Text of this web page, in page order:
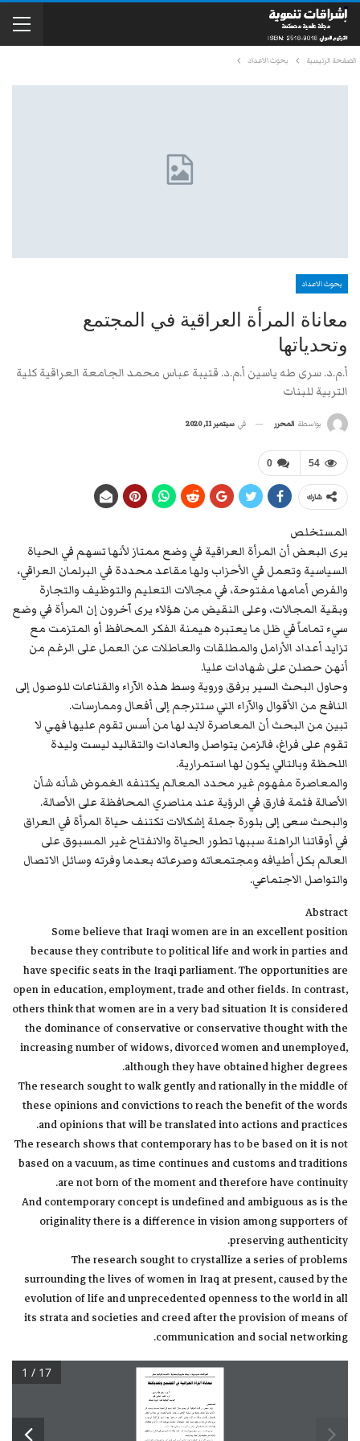
الصفحة الرئيسية بحوث الاعداد
بحوث الاعداد
معاناة المرأة العراقية في المجتمع
وتحدياتها
أ.م.د. سرى طه ياسين أ.م.د. قتيبة عباس محمد الجامعة العراقية كلية
التربية للبنات
بواسطة المحرر في سبتمبر 11, 2020
0 54
شارك
المستخلص
يرى البعض أن المرأة العراقية في وضع ممتاز لأنها تسهم في الحياة
السياسية وتعمل في الأحزاب ولها مقاعد محددة في البرلمان العراقي،
والفرص أمامها مفتوحة، في مجالات التعليم والتوظيف والتجارة
وبقية المجالات، وعلى النقيض من هؤلاء يرى آخرون إن المرأة في وضع
سيء تماماً في ظل ما يعتبره هيمنة الفكر المحافظ أو المتزمت مع
تزايد أعداد الأرامل والمطلقات والعاطلات عن العمل على الرغم من
أنهن حصلن على شهادات عليا.
وحاول البحث السير برفق وروية وسط هذه الآراء والقناعات للوصول إلى
النافع من الأقوال والآراء التي ستترجم إلى أفعال وممارسات.
تبين من البحث أن المعاصرة لابد لها من أسس تقوم عليها فهي لا
تقوم على فراغ، فالزمن يتواصل والعادات والتقاليد ليست وليدة
اللحظة وبالتالي يكون لها استمرارية.
والمعاصرة مفهوم غير محدد المعالم يكتنفه الغموض شأنه شأن
الأصالة فثمة فارق في الرؤية عند مناصري المحافظة على الأصالة.
والبحث سعى إلى بلورة جملة إشكالات تكتنف حياة المرأة في العراق
في أوقاتنا الراهنة سببها تطور الحياة والانفتاح غير المسبوق على
العالم بكل أطيافه ومجتمعاته وصرعاته بعدما وفرته وسائل الاتصال
والتواصل الاجتماعي.
Abstract
Some believe that Iraqi women are in an excellent position
because they contribute to political life and work in parties and
have specific seats in the Iraqi parliament. The opportunities are
open in education, employment, trade and other fields. In contrast,
others think that women are in a very bad situation It is considered
the dominance of conservative or conservative thought with the
increasing number of widows, divorced women and unemployed,
although they have obtained higher degrees.
The research sought to walk gently and rationally in the middle of
these opinions and convictions to reach the benefit of the words
and opinions that will be translated into actions and practices.
The research shows that contemporary has to be based on it is not
based on a vacuum, as time continues and customs and traditions
are not born of the moment and therefore have continuity.
And contemporary concept is undefined and ambiguous as is the
originality there is a difference in vision among supporters of
preserving authenticity.
The research sought to crystallize a series of problems
surrounding the lives of women in Iraq at present, caused by the
evolution of life and unprecedented openness to the world in all
its strata and societies and creed after the provision of means of
communication and social networking.
أشـراقـات تنمــوية ... مجـلة علــمية محكــمة ... العــدد الرابع عشر
معاناة المرأة العراقية في المجتمع وتحدياتها
نيس يه طىرس د م
أ.م.د. قتيبة عباس محمد
الجامعة العراقية كلية التربية للبنات
المستخلص
ىخي البعس أن السخأة العخاقية في وضع مستاز لأني تديع في الحياة الدياسية وتعسل في
الأحداب وليا مقاعج محجدة في البخلسان العخاقي، والفخص أماميا مفتػحة، في مجالات التعميع
عضو يفةخسل ن نوخ خ ىخي لاؤى م سيكشل ىمعو تلا جسلةيكبو ةر جتلو فيضػتلو
صسلو لمر لأ دجع جيدتعم تمدتسل و عفحسل خكفل ةشسيل هخبتعيملضيفم ستءيس مقات
والعاشلات عغ العسل عمى الخغع مغ أنيغ حرمغ عمى شيادات عميا.
وحاول البحث الديخ بخفق وروية وسط ىحه الآراء والقشاعات لمػصػل إلى الشافع مغ الأقػال
والآراء التي ستتخجع إلى أفعال ومسارسات.
1 / 17